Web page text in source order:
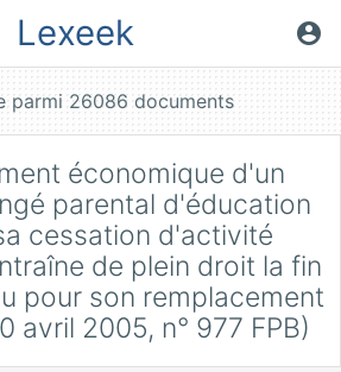
Lexeek account_circle
économique d'un
parental d'éducation
cessation d'activité
de plein droit la fin
pour son remplacement
avril 2005, n° 977 FPB)